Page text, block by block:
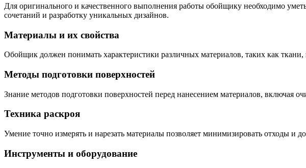
Для оригинального и качественного выполнения работы обойщику необходимо
сочетаний и разработку уникальных дизайнов.
Материалы и их свойства
Обойщик должен понимать характеристики различных материалов, таких как
Методы подготовки поверхностей
Знание методов подготовки поверхностей перед нанесением материалов, включая
Техника раскроя
Умение точно измерять и нарезать материалы позволяет минимизировать отходы и
Инструменты и оборудование